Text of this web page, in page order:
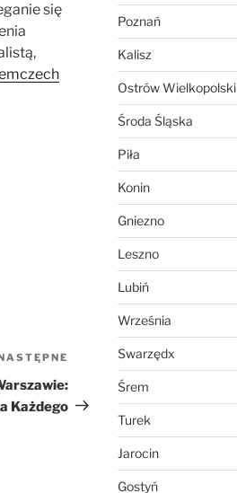
się
Następny
wpis
Każdego
Poznań
Kalisz
Ostrów Wielkopolski
Środa Śląska
Piła
Konin
Gniezno
Leszno
Lubiń
Września
Swarzędx
Śrem
Turek
Jarocin
Gostyń